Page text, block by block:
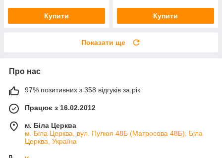
Купити Купити
Показати ще
Про нас
97% позитивних з 358 відгуків за рік
Працює з 16.02.2012
м. Біла Церква
м. Біла Церква, вул. Пулюя 48Б (Матросова 48Б), Біла
Церква, Україна